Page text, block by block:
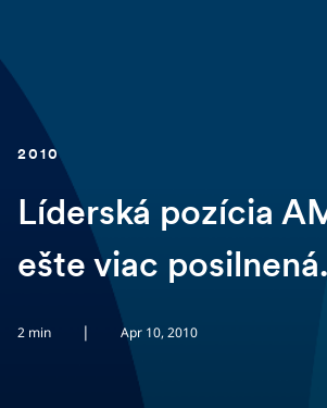
2010
Líderská pozícia
ešte viac posilnená.
2 min | Apr 10, 2010